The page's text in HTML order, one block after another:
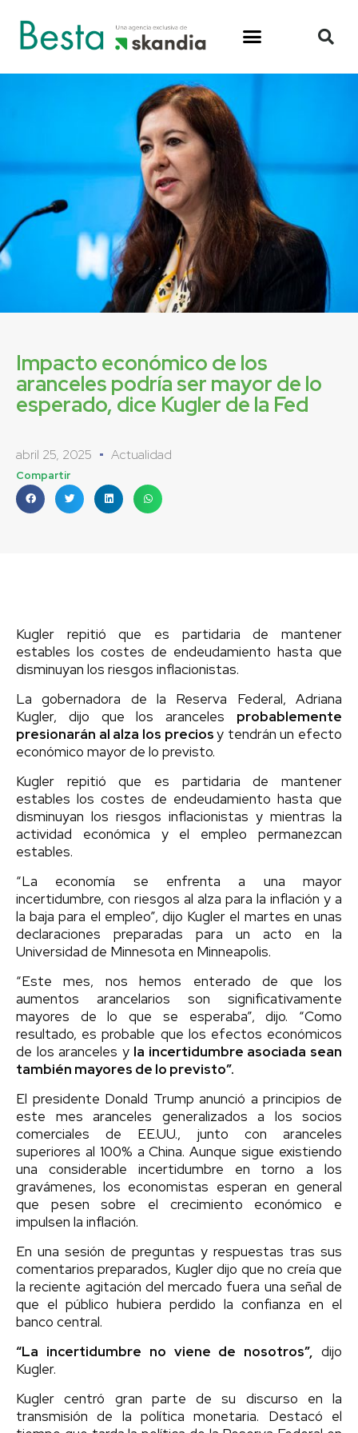
Impacto económico de los
aranceles podría ser mayor de lo
esperado, dice Kugler de la Fed
abril 25, 2025 Actualidad
Compartir
Kugler repitió que es partidaria de mantener
estables los costes de endeudamiento hasta que
disminuyan los riesgos inflacionistas.
La gobernadora de la Reserva Federal, Adriana
Kugler, dijo que los aranceles probablemente
presionarán al alza los preciosy tendrán un efecto
económico mayor de lo previsto.
Kugler repitió que es partidaria de mantener
estables los costes de endeudamiento hasta que
disminuyan los riesgos inflacionistas y mientras la
actividad económica y el empleo permanezcan
estables.
“La economía se enfrenta a una mayor
incertidumbre, con riesgos al alza para la inflación y a
la baja para el empleo”, dijo Kugler el martes en unas
declaraciones preparadas para un acto en la
Universidad de Minnesota en Minneapolis.
“Este mes, nos hemos enterado de que los
aumentos arancelarios son significativamente
mayores de lo que se esperaba”, dijo. “Como
resultado, es probable que los efectos económicos
de los aranceles y la incertidumbre asociada sean
también mayores de lo previsto”.
El presidente Donald Trump anunció a principios de
este mes aranceles generalizados a los socios
comerciales de EE.UU., junto con aranceles
superiores al 100% a China. Aunque sigue existiendo
una considerable incertidumbre en torno a los
gravámenes, los economistas esperan en general
que pesen sobre el crecimiento económico e
impulsen la inflación.
En una sesión de preguntas y respuestas tras sus
comentarios preparados, Kugler dijo que no creía que
la reciente agitación del mercado fuera una señal de
que el público hubiera perdido la confianza en el
banco central.
“La incertidumbre no viene de nosotros”, dijo
Kugler.
Kugler centró gran parte de su discurso en la
transmisión de la política monetaria. Destacó el